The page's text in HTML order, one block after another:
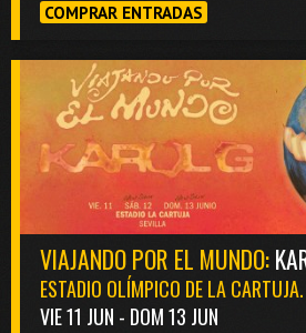
COMPRAR ENTRADAS
VIAJANDO POR EL MUNDO:
ESTADIO OLÍMPICO DE LA
VIE 11 JUN - DOM 13 JUN